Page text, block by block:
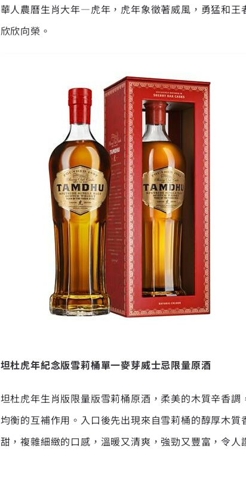
華人農曆生肖大年—虎年，虎年象徵著威風，勇猛和
欣欣向榮。
坦杜虎年紀念版雪莉桶單一麥芽威士忌限量原酒
坦杜虎年生肖版限量版雪莉桶原酒，柔美的木質辛香
均衡的互補作用。入口後先出現來自雪莉桶的醇厚木
甜，複雜細緻的口感，溫暖又清爽，強勁又豐富，令人